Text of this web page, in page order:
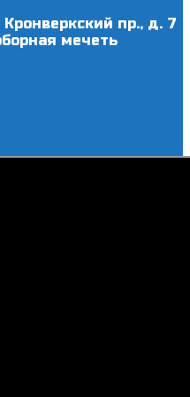
пр., д. 7
мечеть